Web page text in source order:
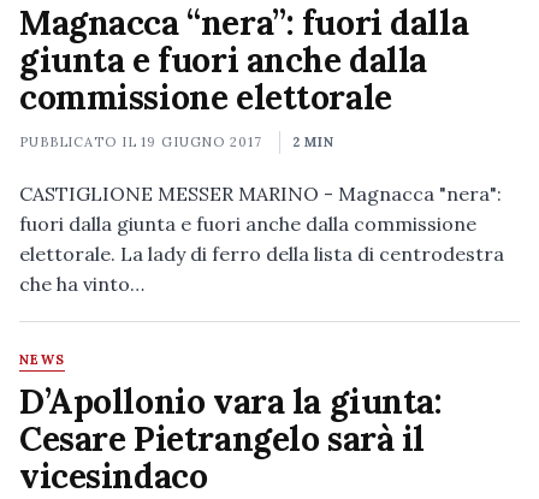
Magnacca “nera”: fuori dalla
giunta e fuori anche dalla
commissione elettorale
PUBBLICATO IL19 GIUGNO 2017 2 MIN
CASTIGLIONE MESSER MARINO - Magnacca "nera":
fuori dalla giunta e fuori anche dalla commissione
elettorale. La lady di ferro della lista di centrodestra
che ha vinto…
NEWS
D’Apollonio vara la giunta:
Cesare Pietrangelo sarà il
vicesindaco